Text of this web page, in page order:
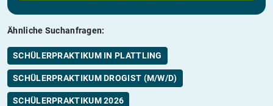
Ähnliche Suchanfragen:
SCHÜLERPRAKTIKUM IN PLATTLING
SCHÜLERPRAKTIKUM DROGIST (M/W/D)
SCHÜLERPRAKTIKUM 2026